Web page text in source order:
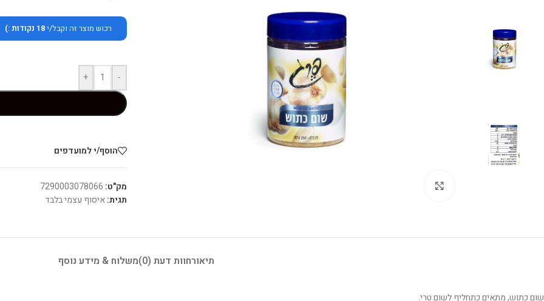
רכוש מוצר זה וקבל/י18 נקודות :)
-
+
הוסף/י למועדפים
מק"ט: 7290003078066
תגית:איסוף עצמי בלבד
תיאורחוות דעת (0) משלוח & מידע נוסף
שום כתוש, מתאים כתחליף לשום טרי.